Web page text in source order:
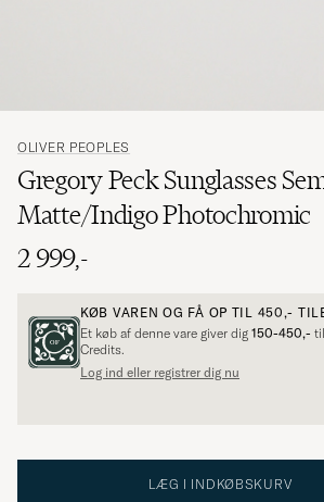
OLIVER PEOPLES
Gregory Peck Sunglasses
Matte/Indigo Photochromic
2 999,-
KØB VAREN OG FÅ OP TIL 450,-
Et køb af denne vare giver dig 150-450,-
Credits.
Log ind eller registrer dig nu
LÆG I INDKØBSKURV